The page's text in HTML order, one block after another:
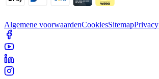
Algemene voorwaardenCookiesSitemapPrivacy